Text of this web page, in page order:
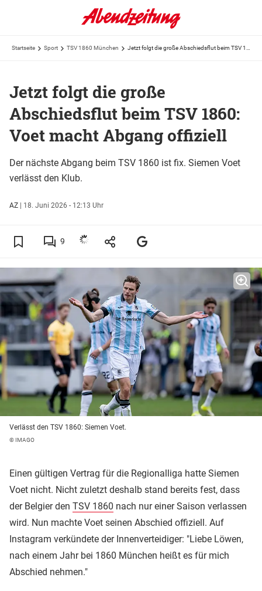
Startseite Sport TSV 1860 München
Jetzt folgt die große
Abschiedsflut beim TSV 1860:
Voet macht Abgang offiziell
Der nächste Abgang beim TSV 1860 ist fix. Siemen Voet
verlässt den Klub.
AZ | 18. Juni 2026 - 12:13 Uhr
9
Verlässt den TSV 1860: Siemen Voet.
© IMAGO
Einen gültigen Vertrag für die Regionalliga hatte Siemen
Voet nicht. Nicht zuletzt deshalb stand bereits fest, dass
der Belgier den TSV 1860 nach nur einer Saison verlassen
wird. Nun machte Voet seinen Abschied offiziell. Auf
Instagram verkündete der Innenverteidiger: "Liebe Löwen,
nach einem Jahr bei 1860 München heißt es für mich
Abschied nehmen."